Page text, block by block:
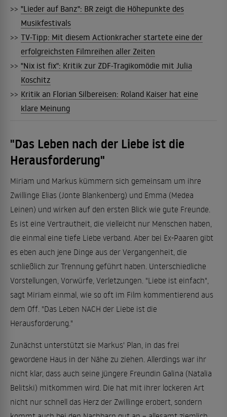
>> "Lieder auf Banz": BR zeigt die Höhepunkte des
Musikfestivals
>> TV-Tipp: Mit diesem Actionkracher startete eine der
erfolgreichsten Filmreihen aller Zeiten
>> "Nix ist fix": Kritik zur ZDF-Tragikomödie mit Julia
Koschitz
>> Kritik an Florian Silbereisen: Roland Kaiser hat eine
klare Meinung
"Das Leben nach der Liebe ist die
Herausforderung"
Miriam und Markus kümmern sich gemeinsam um ihre
Zwillinge Elias (Jonte Blankenberg) und Emma (Medea
Leinen) und wirken auf den ersten Blick wie gute Freunde.
Es ist eine Vertrautheit, die vielleicht nur Menschen haben,
die einmal eine tiefe Liebe verband. Aber bei Ex-Paaren gibt
es eben auch jene Dinge aus der Vergangenheit, die
schließlich zur Trennung geführt haben. Unterschiedliche
Vorstellungen, Vorwürfe, Verletzungen. "Liebe ist einfach",
sagt Miriam einmal, wie so oft im Film kommentierend aus
dem Off. "Das Leben NACH der Liebe ist die
Herausforderung."
Zunächst unterstützt sie Markus' Plan, in das frei
gewordene Haus in der Nähe zu ziehen. Allerdings war ihr
nicht klar, dass auch seine jüngere Freundin Galina (Natalia
Belitski) mitkommen wird. Die hat mit ihrer lockeren Art
nicht nur schnell das Herz der Zwillinge erobert, sondern